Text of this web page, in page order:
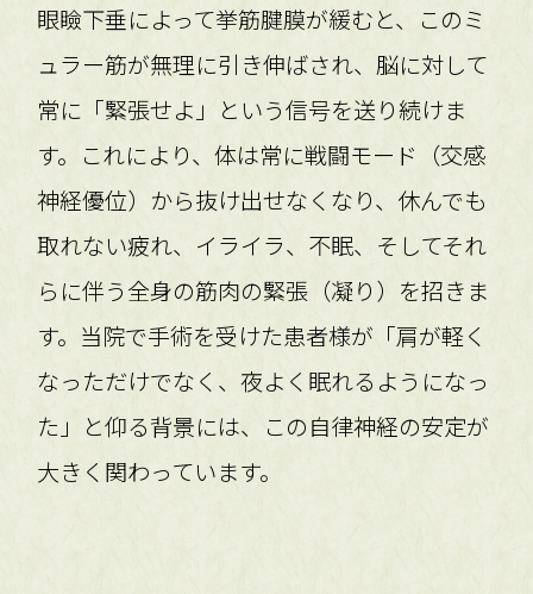
眼瞼下垂によって挙筋腱膜が緩むと、このミ
ュラー筋が無理に引き伸ばされ、脳に対して
常に「緊張せよ」という信号を送り続けま
す。これにより、体は常に戦闘モード（交感
神経優位）から抜け出せなくなり、休んでも
取れない疲れ、イライラ、不眠、そしてそれ
らに伴う全身の筋肉の緊張（凝り）を招きま
す。当院で手術を受けた患者様が「肩が軽く
なっただけでなく、夜よく眠れるようになっ
た」と仰る背景には、この自律神経の安定が
大きく関わっています。